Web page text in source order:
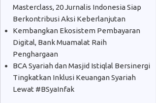
Masterclass, 20 Jurnalis Indonesia Siap
Berkontribusi Aksi Keberlanjutan
Kembangkan Ekosistem Pembayaran
Digital, Bank Muamalat Raih
Penghargaan
BCA Syariah dan Masjid Istiqlal Bersinergi
Tingkatkan Inklusi Keuangan Syariah
Lewat #BSyaInfak